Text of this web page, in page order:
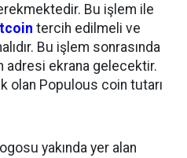
Bu işlem ile
tercih edilmeli ve
Bu işlem sonrasında
adresi ekrana gelecektir.
olan Populous coin tutarı
yakında yer alan